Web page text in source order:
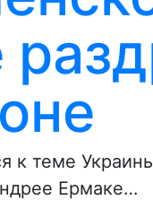
к теме
Ермаке…